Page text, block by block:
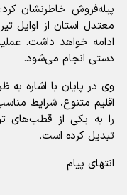
پیله‌فروش خاطرنشان
معتدل استان از اوایل
ادامه خواهد داشت.
دستی انجام می‌شود.
وی در پایان با اشاره به
اقلیم متنوع، شرایط
را به یکی از قطب‌های
تبدیل کرده است.
انتهای پیام